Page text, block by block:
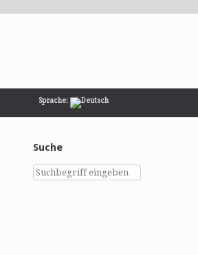
Sprache:
Suche